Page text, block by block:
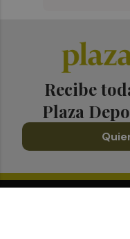
Recibe
Plaza